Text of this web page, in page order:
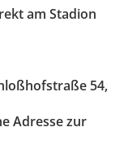
am Stadion
54,
Adresse zur